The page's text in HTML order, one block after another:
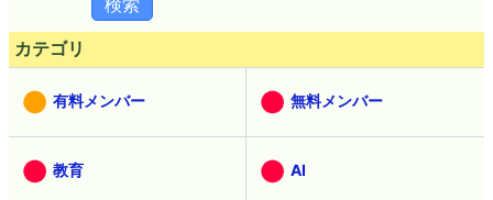
カテゴリ
有料メンバー 無料メンバー
教育 AI